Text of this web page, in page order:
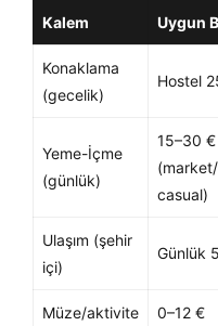
Kalem Uygun
Konaklama
(gecelik)
Hostel
Yeme-İçme
(günlük)
15–30 €
casual)
Ulaşım (şehir
içi)
Günlük
Müze/aktivite 0–12 €